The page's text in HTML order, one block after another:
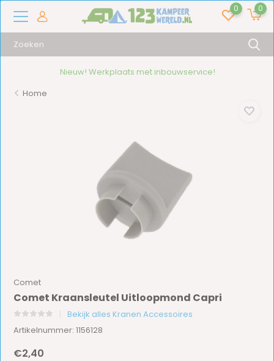
0 0
Nieuw! Werkplaats met inbouwservice!
Home
Comet
Comet Kraansleutel Uitloopmond Capri
Bekijk alles Kranen Accessoires
Artikelnummer: 1156128
€2,40